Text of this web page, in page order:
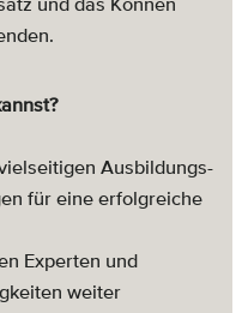
und das Können
Ausbildungs-
für eine erfolgreiche
Experten und
weiter